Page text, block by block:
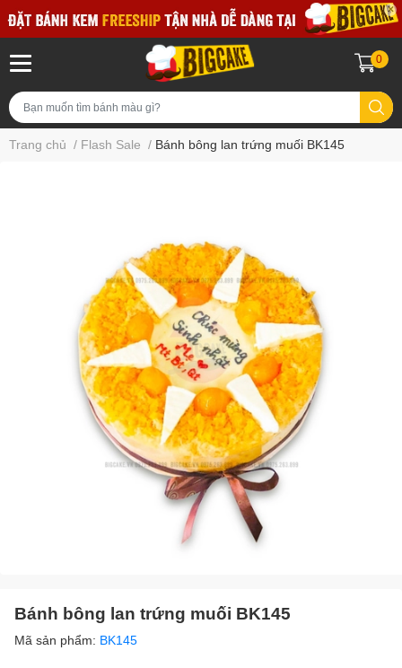
0
Trang chủ / Flash Sale / Bánh bông lan trứng muối BK145
Bánh bông lan trứng muối BK145
Mã sản phẩm: BK145